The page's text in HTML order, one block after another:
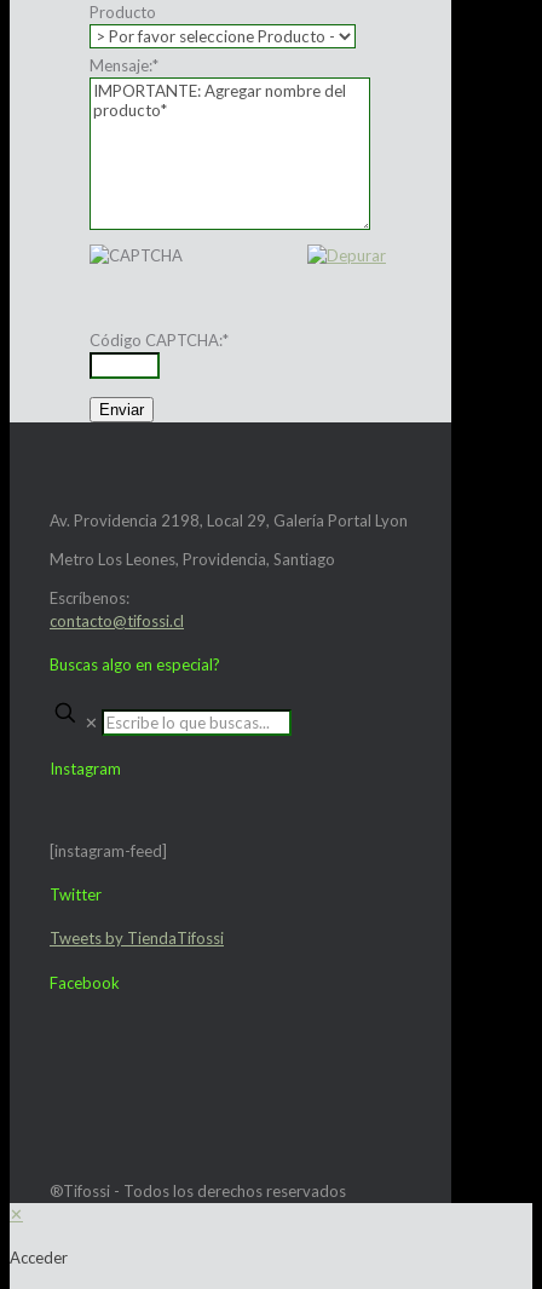
Producto
Mensaje:*
Código CAPTCHA:*
Av. Providencia 2198, Local 29, Galería Portal Lyon
Metro Los Leones, Providencia, Santiago
Escríbenos:
contacto@tifossi.cl
Buscas algo en especial?
✕
Instagram
[instagram-feed]
Twitter
Tweets by TiendaTifossi
Facebook
®Tifossi - Todos los derechos reservados
✕
Acceder